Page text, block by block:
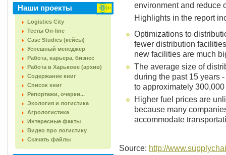
Наши проекты
Logistics City
Тесты On-line
Case Studies (кейсы)
Успешный менеджер
Работа, карьера, бизнес
Работа в Харькове (архив)
Содержание книг
Список книг
Репортажи, очерки...
Экология и логистика
Агрологистика
Интересные факты
Видео про логистику
Скачать файлы
environment and reduce
Highlights in the report
Optimizations to
fewer distribution
new facilities are much
The average size of
during the past 15 years
to approximately
Higher fuel prices are
because many
accommodate
Source: http://